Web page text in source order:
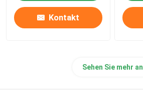
Trockeneismaschine
Kontakt
Sehen Sie mehr an